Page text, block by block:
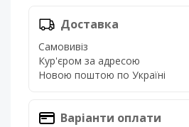
Доставка
Самовивіз
Кур'єром за адресою
Новою поштою по Україні
Варіанти оплати